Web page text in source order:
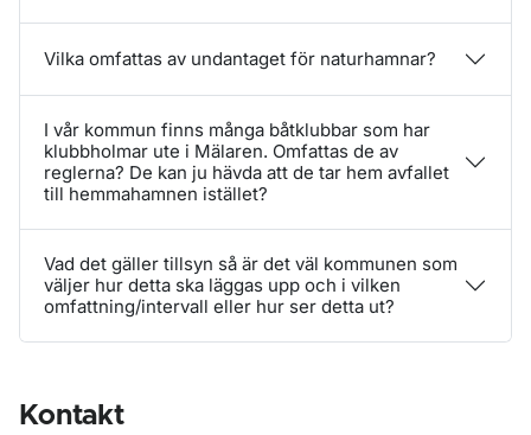
Vilka omfattas av undantaget för naturhamnar?
I vår kommun finns många båtklubbar som har
klubbholmar ute i Mälaren. Omfattas de av
reglerna? De kan ju hävda att de tar hem avfallet
till hemmahamnen istället?
Vad det gäller tillsyn så är det väl kommunen som
väljer hur detta ska läggas upp och i vilken
omfattning/intervall eller hur ser detta ut?
Kontakt